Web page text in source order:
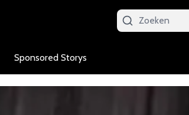
Sponsored Storys